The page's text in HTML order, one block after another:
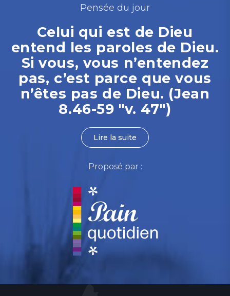
Pensée du jour
Celui qui est de Dieu
entend les paroles de Dieu.
Si vous, vous n’entendez
pas, c’est parce que vous
n’êtes pas de Dieu. (Jean
8.46-59 "v. 47")
Lire la suite
Proposé par :